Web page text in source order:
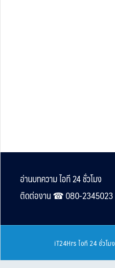
Footer
อ่านบทความ ไอที 24 ชั่วโมง
ติดต่องาน ☎︎ 080-2345023
iT24Hrs ไอที 24 ชั่วโมง